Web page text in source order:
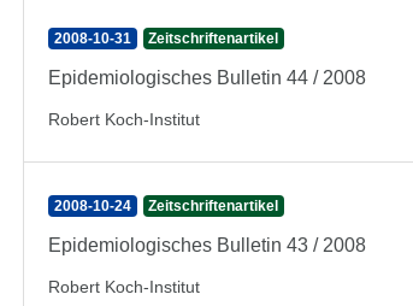
2008-10-31 Zeitschriftenartikel
Epidemiologisches Bulletin 44 / 2008
Robert Koch-Institut
2008-10-24 Zeitschriftenartikel
Epidemiologisches Bulletin 43 / 2008
Robert Koch-Institut